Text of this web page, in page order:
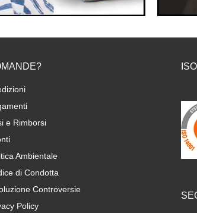
e Rimborsi
Ambientale
di Condotta
Controversie
Policy